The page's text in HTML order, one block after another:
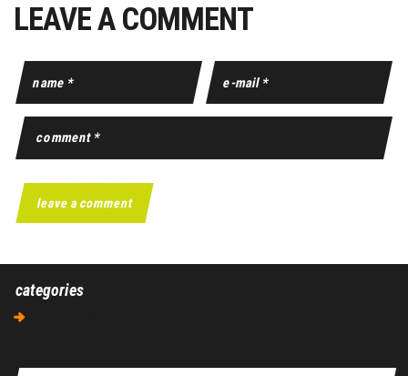
LEAVE A COMMENT
categories